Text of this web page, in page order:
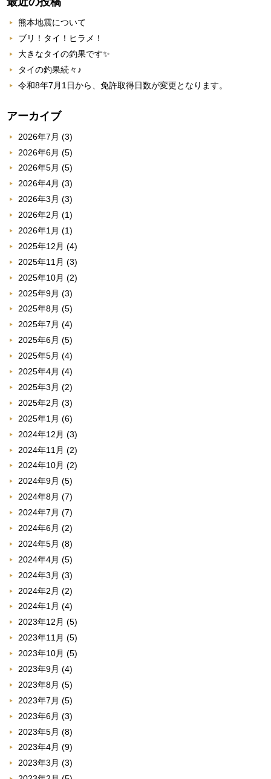
熊本地震について
ブリ！タイ！ヒラメ！
大きなタイの釣果です✨
タイの釣果続々♪
令和8年7月1日から、免許取得日数が変更となります。
アーカイブ
2026年7月 (3)
2026年6月 (5)
2026年5月 (5)
2026年4月 (3)
2026年3月 (3)
2026年2月 (1)
2026年1月 (1)
2025年12月 (4)
2025年11月 (3)
2025年10月 (2)
2025年9月 (3)
2025年8月 (5)
2025年7月 (4)
2025年6月 (5)
2025年5月 (4)
2025年4月 (4)
2025年3月 (2)
2025年2月 (3)
2025年1月 (6)
2024年12月 (3)
2024年11月 (2)
2024年10月 (2)
2024年9月 (5)
2024年8月 (7)
2024年7月 (7)
2024年6月 (2)
2024年5月 (8)
2024年4月 (5)
2024年3月 (3)
2024年2月 (2)
2024年1月 (4)
2023年12月 (5)
2023年11月 (5)
2023年10月 (5)
2023年9月 (4)
2023年8月 (5)
2023年7月 (5)
2023年6月 (3)
2023年5月 (8)
2023年4月 (9)
2023年3月 (3)